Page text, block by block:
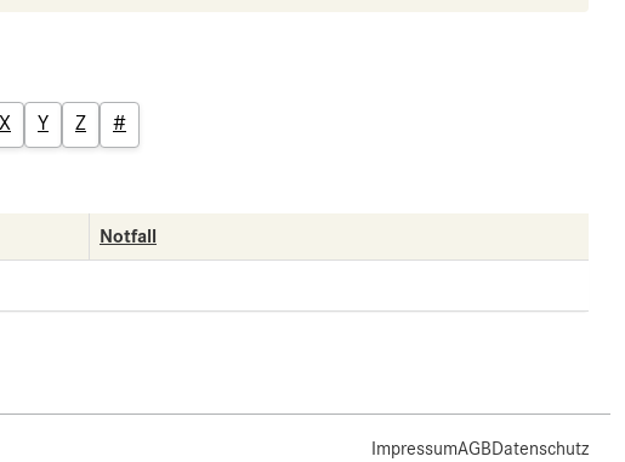
X Y Z #
Notfall
ImpressumAGBDatenschutz